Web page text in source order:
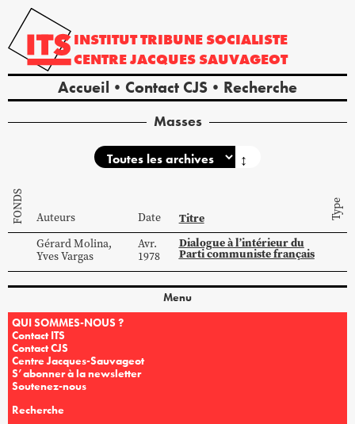
INSTITUTTRIBUNE SOCIALISTE
CENTREJACQUES SAUVAGEOT
Accueil Contact CJS Recherche
Masses
↕
FONDS Auteurs Date Titre Type
GérardMolina,
YvesVargas
Avr.
1978
Dialogue à l’intérieur du
Parti communiste français
Menu
QUI SOMMES-NOUS ?
Contact ITS
Contact CJS
Centre Jacques-Sauvageot
S’abonner à la newsletter
Soutenez-nous
Recherche